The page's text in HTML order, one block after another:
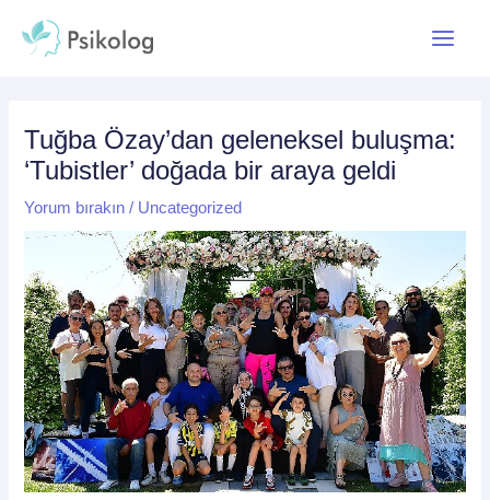
atla
Tuğba Özay’dan geleneksel buluşma:
‘Tubistler’ doğada bir araya geldi
Yorum bırakın / Uncategorized
dolaşımı